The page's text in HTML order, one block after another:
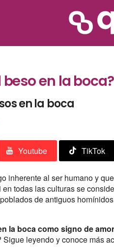
en la
en la boca
Youtube TikTok
inherente al ser humano y
todas las culturas se
de antiguos
la boca como signo de
Sigue leyendo y conoce más